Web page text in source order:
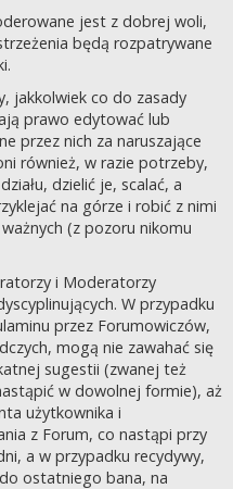
jest z dobrej woli,
będą rozpatrywane
jakkolwiek co do zasady
prawo edytować lub
przez nich za naruszające
również, w razie potrzeby,
dzielić je, scalać, a
na górze i robić z nimi
(z pozoru nikomu
i Moderatorzy
W przypadku
przez Forumowiczów,
mogą nie zawahać się
sugestii (zwanej też
w dowolnej formie), aż
użytkownika i
z Forum, co nastąpi przy
a w przypadku recydywy,
ostatniego bana, na